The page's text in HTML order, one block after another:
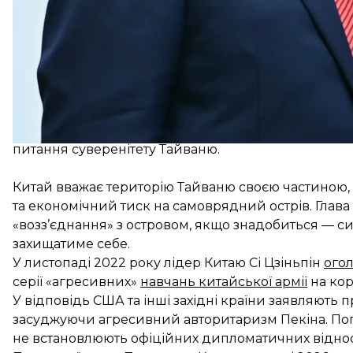
«На зображеннях видно понад 80 майданчиків,
пускових установок і батарей ППО. На них також
боротьби, супутникового зв'язку й проведення
Зазначається, що розширення військової
питання суверенітету Тайваню.
Китай вважає територію Тайваню своєю
та економічний тиск на самоврядний острів.
«возз’єднання» з островом, якщо знадобиться —
захищатиме себе.
У листопаді 2022 року лідер Китаю Сі Цзіньпін
серії «агресивних» навчань китайської армії на
У відповідь США та інші західні країни
засуджуючи агресивний авторитаризм Пекіна.
не встановлюють офіційних дипломатичних